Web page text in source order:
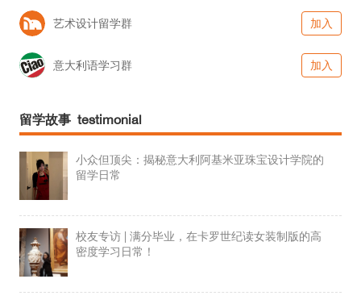
艺术设计留学群 加入
意大利语学习群 加入
留学故事 testimonial
小众但顶尖：揭秘意大利阿基米亚珠宝设计学院的
留学日常
校友专访 | 满分毕业，在卡罗世纪读女装制版的高
密度学习日常！